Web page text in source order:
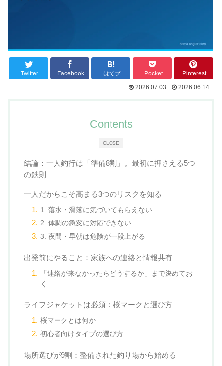
Twitter Facebook はてブ Pocket
Pinterest
2026.07.03
2026.06.14
CLOSE
Contents
結論：一人釣行は「準備8割」。最初に押さえる5つ
の鉄則
一人だからこそ高まる3つのリスクを知る
1. 落水・滑落に気づいてもらえない
2. 体調の急変に対応できない
3. 夜間・早朝は危険が一段上がる
出発前にやること：家族への連絡と情報共有
「連絡が来なかったらどうするか」まで決めてお
く
ライフジャケットは必須：桜マークと選び方
桜マークとは何か
初心者向けタイプの選び方
場所選びが9割：整備された釣り場から始める